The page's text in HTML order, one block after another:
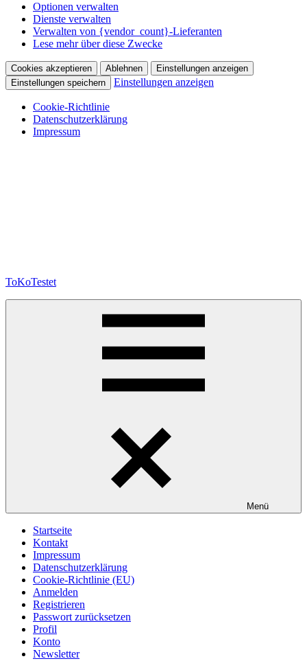
Optionen verwalten
Dienste verwalten
Verwalten von {vendor_count}-Lieferanten
Lese mehr über diese Zwecke
Cookies akzeptieren Ablehnen
Einstellungen anzeigen
Einstellungen speichern
Einstellungen anzeigen
Cookie-Richtlinie
Datenschutzerklärung
Impressum
ToKoTestet
Menü
Startseite
Kontakt
Impressum
Datenschutzerklärung
Cookie-Richtlinie (EU)
Anmelden
Registrieren
Passwort zurücksetzen
Profil
Konto
Newsletter